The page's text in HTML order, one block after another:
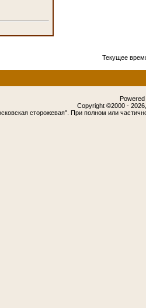
Текущее
Copyright ©2000 -
сторожевая". При полном или